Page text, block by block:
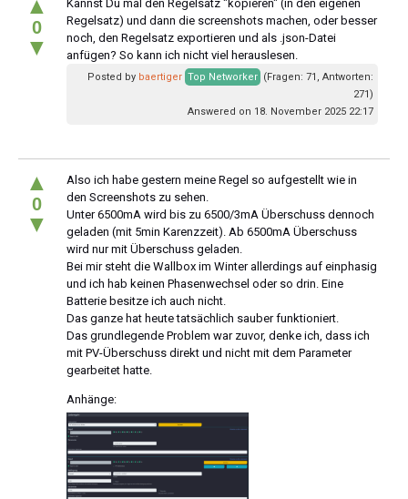
0
▼
Kannst Du mal den Regelsatz "kopieren" (in den eigenen
Regelsatz) und dann die screenshots machen, oder besser
noch, den Regelsatz exportieren und als .json-Datei
anfügen? So kann ich nicht viel herauslesen.
Posted by baertiger Top Networker (Fragen: 71, Antworten:
271)
Answered on 18. November 2025 22:17
▲
0
▼
Also ich habe gestern meine Regel so aufgestellt wie in
den Screenshots zu sehen.
Unter 6500mA wird bis zu 6500/3mA Überschuss dennoch
geladen (mit 5min Karenzzeit). Ab 6500mA Überschuss
wird nur mit Überschuss geladen.
Bei mir steht die Wallbox im Winter allerdings auf einphasig
und ich hab keinen Phasenwechsel oder so drin. Eine
Batterie besitze ich auch nicht.
Das ganze hat heute tatsächlich sauber funktioniert.
Das grundlegende Problem war zuvor, denke ich, dass ich
mit PV-Überschuss direkt und nicht mit dem Parameter
gearbeitet hatte.
Anhänge: